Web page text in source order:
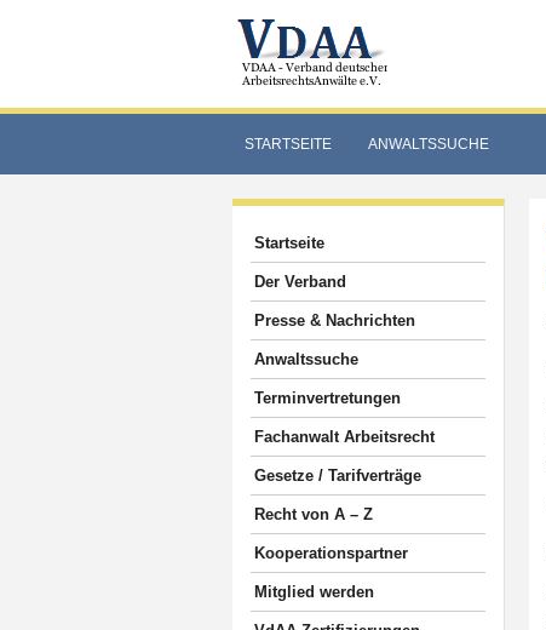
STARTSEITE ANWALTSSUCHE
Startseite
Der Verband
Presse & Nachrichten
Anwaltssuche
Terminvertretungen
Fachanwalt Arbeitsrecht
Gesetze / Tarifverträge
Recht von A – Z
Kooperationspartner
Mitglied werden